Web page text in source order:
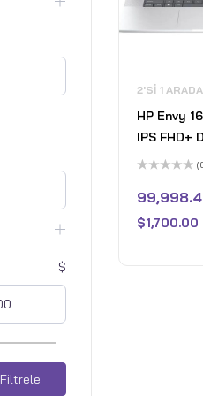
Filtrele
2'SI 1
HP Envy
IPS FHD+
2'si 1
Arc
LPDDR5
üzerinden
0
aldı
$1,700.00